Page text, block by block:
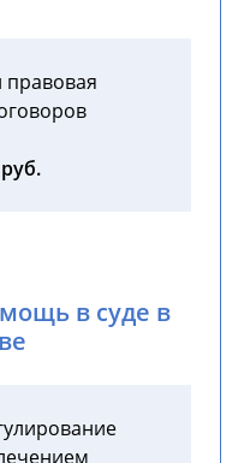
правовая
в суде в